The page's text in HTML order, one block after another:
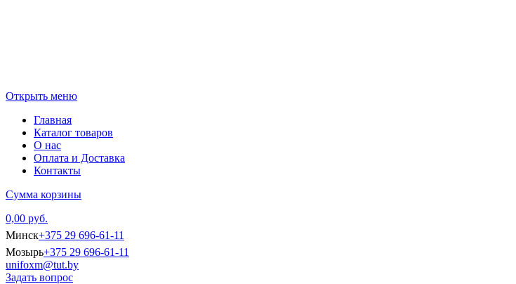
Открыть меню
Главная
Каталог товаров
О нас
Оплата и Доставка
Контакты
Сумма корзины
0,00 руб.
Минск+375 29 696-61-11
Мозырь+375 29 696-61-11
unifoxm@tut.by
Задать вопрос